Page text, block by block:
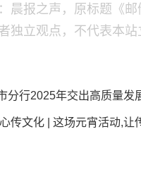
晨报之声，原标题《
独立观点，不代表本
分行2025年交出高质量发
传文化 | 这场元宵活动,让